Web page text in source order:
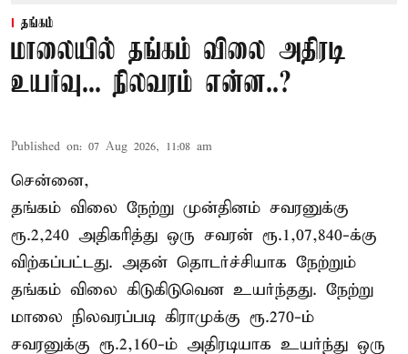
தங்கம்
மாலையில் தங்கம் விலை அதிரடி
உயர்வு... நிலவரம் என்ன..?
Published on: 07 Aug 2026, 11:08 am
சென்னை,
தங்கம் விலை நேற்று முன்தினம் சவரனுக்கு
ரூ.2,240 அதிகரித்து ஒரு சவரன் ரூ.1,07,840-க்கு
விற்கப்பட்டது. அதன் தொடர்ச்சியாக நேற்றும்
தங்கம் விலை கிடுகிடுவென உயர்ந்தது. நேற்று
மாலை நிலவரப்படி கிராமுக்கு ரூ.270-ம்
சவரனுக்கு ரூ.2,160-ம் அதிரடியாக உயர்ந்து ஒரு